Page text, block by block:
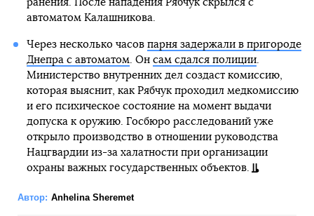
ранения. После нападения Рябчук скрылся с
автоматом Калашникова.
Через несколько часов парня задержали в пригороде
Днепра с автоматом . Он сам сдался полиции.
Министерство внутренних дел создаст комиссию,
которая выяснит, как Рябчук проходил медкомиссию
и его психическое состояние на момент выдачи
допуска к оружию. Госбюро расследований уже
открыло производство в отношении руководства
Нацгвардии из-за халатности при организации
охраны важных государственных объектов.
Автор: Anhelina Sheremet